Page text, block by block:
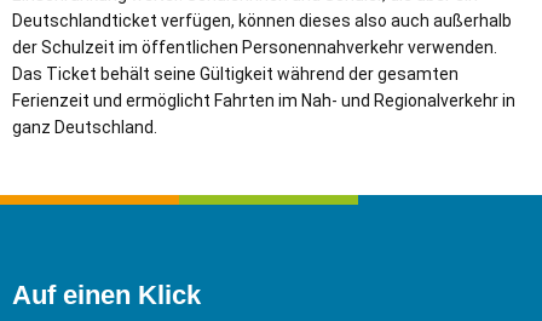
Deutschlandticket verfügen, können dieses also auch außerhalb
der Schulzeit im öffentlichen Personennahverkehr verwenden.
Das Ticket behält seine Gültigkeit während der gesamten
Ferienzeit und ermöglicht Fahrten im Nah- und Regionalverkehr in
ganz Deutschland.
Auf einen Klick